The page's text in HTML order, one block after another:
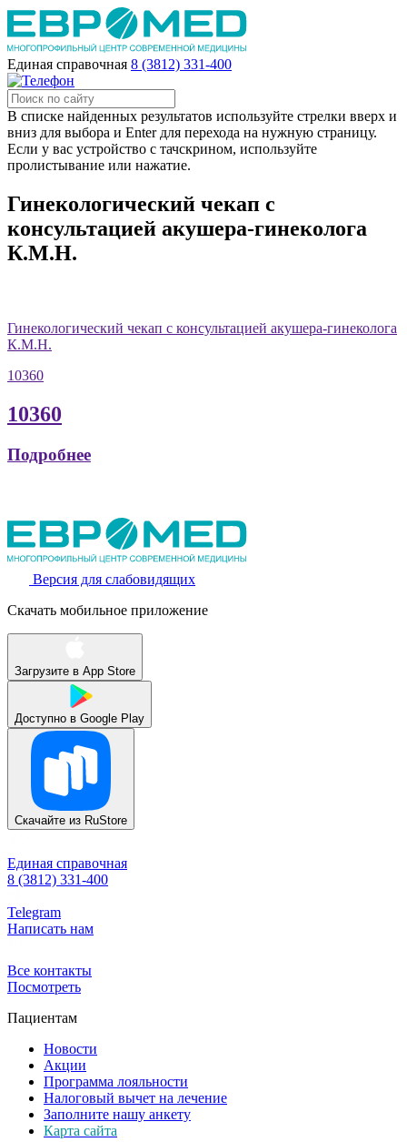
Единая справочная 8 (3812) 331-400
В списке найденных результатов используйте стрелки вверх и
вниз для выбора и Enter для перехода на нужную страницу.
Если у вас устройство с тачскрином, используйте
пролистывание или нажатие.
Гинекологический чекап с
консультацией акушера-гинеколога
К.М.Н.
Гинекологический чекап с консультацией акушера-гинеколога
К.М.Н.
10360
10360
Подробнее
Версия для слабовидящих
Скачать мобильное приложение
Загрузите в App Store
Доступно в Google Play
Скачайте из RuStore
Единая справочная
8 (3812) 331-400
Telegram
Написать нам
Все контакты
Посмотреть
Пациентам
Новости
Акции
Программа лояльности
Налоговый вычет на лечение
Заполните нашу анкету
Карта сайта